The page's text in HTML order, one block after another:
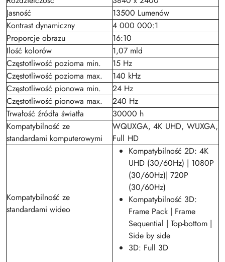
Jasność
13500 Lumenów
Kontrast dynamiczny
4 000 000:1
Proporcje obrazu
16:10
Ilość kolorów
1,07 mld
Częstotliwość pozioma min.
15 Hz
Częstotliwość pozioma max.
140 kHz
Częstotliwość pionowa min.
24 Hz
Częstotliwość pionowa max.
240 Hz
Trwałość źródła światła
30000 h
Kompatybilność ze
standardami komputerowymi
WQUXGA, 4K UHD, WUXGA,
Full HD
Kompatybilność ze
standardami wideo
Kompatybilność 2D: 4K
UHD (30/60Hz) | 1080P
(30/60Hz)| 720P
(30/60Hz)
Kompatybilność 3D:
Frame Pack | Frame
Sequential | Top-bottom |
Side by side
3D: Full 3D